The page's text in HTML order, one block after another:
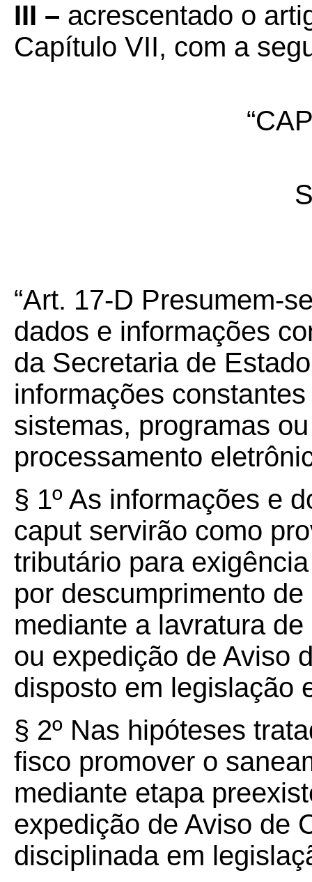
III – acrescentado o
Capítulo VII, com a
“Art. 17-D Presumem-
dados e informações
da Secretaria de
informações
sistemas, programas
processamento
§ 1º As informações e
caput servirão como
tributário para
por descumprimento
mediante a lavratura
ou expedição de Aviso
disposto em legislação
§ 2º Nas hipóteses
fisco promover o
mediante etapa
expedição de Aviso de
disciplinada em